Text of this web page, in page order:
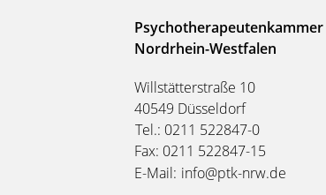
Psychotherapeutenkammer
Nordrhein-Westfalen
Willstätterstraße 10
40549 Düsseldorf
Tel.: 0211 522847-0
Fax: 0211 522847-15
E-Mail: info@ptk-nrw.de